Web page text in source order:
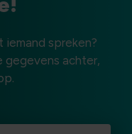
iemand spreken?
gegevens achter,